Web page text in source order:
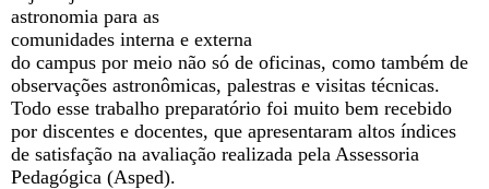
astronomia para as
comunidades interna e externa
do campus por meio não só de oficinas, como também de
observações astronômicas, palestras e visitas técnicas.
Todo esse trabalho preparatório foi muito bem recebido
por discentes e docentes, que apresentaram altos índices
de satisfação na avaliação realizada pela Assessoria
Pedagógica (Asped).